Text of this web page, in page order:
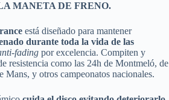
MANETA DE FRENO.
está diseñado para mantener
durante toda la vida de las
fading por excelencia. Compiten y
resistencia como las 24h de Montmeló, de
Mans, y otros campeonatos nacionales.